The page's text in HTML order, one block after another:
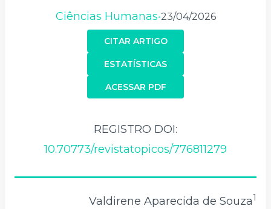
Ciências Humanas•23/04/2026
CITAR ARTIGO
ACESSAR PDF
ESTATÍSTICAS
REGISTRO DOI:
10.70773/revistatopicos/776811279
Valdirene Aparecida de Souza1